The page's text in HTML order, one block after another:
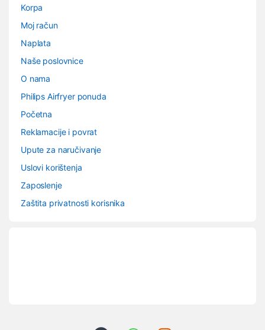
Korpa
Moj račun
Naplata
Naše poslovnice
O nama
Philips Airfryer ponuda
Početna
Reklamacije i povrat
Upute za naručivanje
Uslovi korištenja
Zaposlenje
Zaštita privatnosti korisnika